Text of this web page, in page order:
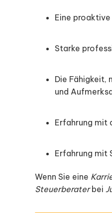
Eine
Starke
Die Fähigkeit,
und
Erfahrung mit
Erfahrung mit
Wenn Sie eine
Steuerberaterbei